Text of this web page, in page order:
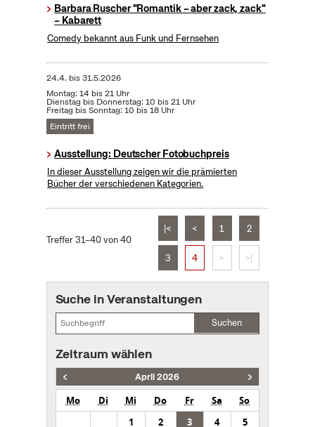
Barbara Ruscher "Romantik – aber zack, zack"
– Kabarett
Comedy bekannt aus Funk und Fernsehen
24.4. bis31.5.2026
Montag: 14 bis 21 Uhr
Dienstag bis Donnerstag: 10 bis 21 Uhr
Freitag bis Sonntag: 10 bis 18 Uhr
Eintritt frei
Ausstellung: Deutscher Fotobuchpreis
In dieser Ausstellung zeigen wir die prämierten
Bücher der verschiedenen Kategorien.
Treffer 31–40 von 40
|< < 1 2
3 4 > >|
Suche in Veranstaltungen
Suchen
Zeitraum wählen
April 2026
Mo Di Mi Do Fr Sa
So
1
2 3 4
5